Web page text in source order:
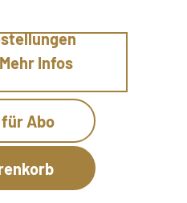
Infos
Abo